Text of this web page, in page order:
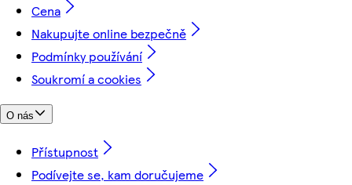
Cena
Nakupujte online bezpečně
Podmínky používání
Soukromí a cookies
O nás
Přístupnost
Podívejte se, kam doručujeme